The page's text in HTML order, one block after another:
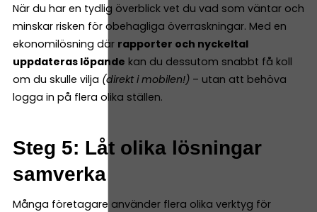
När du har en tydlig överblick vet du vad som väntar och
minskar risken för obehagliga överraskningar. Med en
ekonomilösning där rapporter och nyckeltal
uppdateras löpande kan du dessutom snabbt få koll
om du skulle vilja (direkt i mobilen!) – utan att behöva
logga in på flera olika ställen.
Steg 5: Låt olika lösningar
samverka
Många företagare använder flera olika verktyg för